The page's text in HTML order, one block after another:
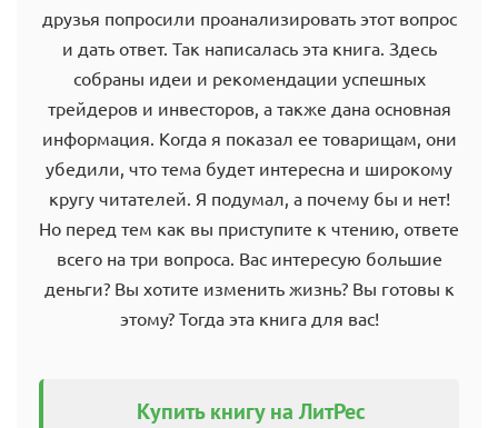
друзья попросили проанализировать этот вопрос
и дать ответ. Так написалась эта книга. Здесь
собраны идеи и рекомендации успешных
трейдеров и инвесторов, а также дана основная
информация. Когда я показал ее товарищам, они
убедили, что тема будет интересна и широкому
кругу читателей. Я подумал, а почему бы и нет!
Но перед тем как вы приступите к чтению, ответе
всего на три вопроса. Вас интересую большие
деньги? Вы хотите изменить жизнь? Вы готовы к
этому? Тогда эта книга для вас!
Купить книгу на ЛитРес